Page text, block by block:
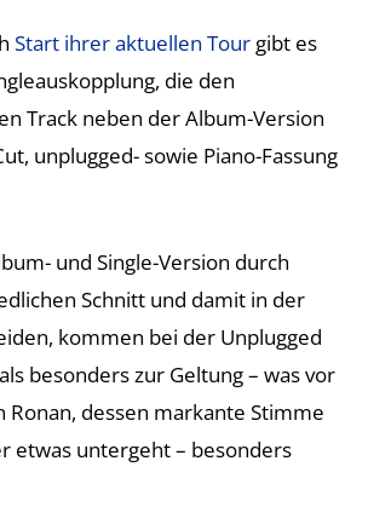
Start ihrer aktuellen Tour gibt es
die den
Track neben der Album-Version
unplugged- sowie Piano-Fassung
und Single-Version durch
Schnitt und damit in der
kommen bei der Unplugged
besonders zur Geltung – was vor
Ronan, dessen markante Stimme
etwas untergeht – besonders